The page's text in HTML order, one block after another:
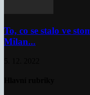
To, co se stalo ve
Milan...